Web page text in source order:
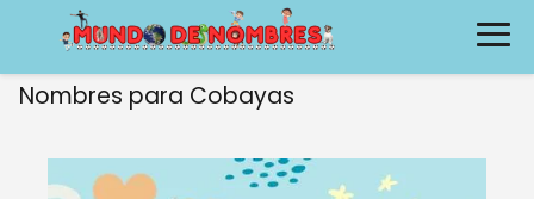
Nombres para Cobayas